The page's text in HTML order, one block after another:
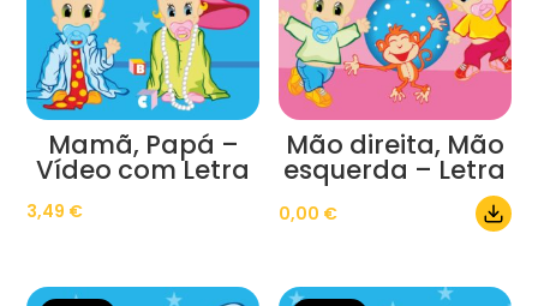
Mamã, Papá –
Vídeo com Letra
3,49 €
Mão direita, Mão
esquerda – Letra
0,00 €